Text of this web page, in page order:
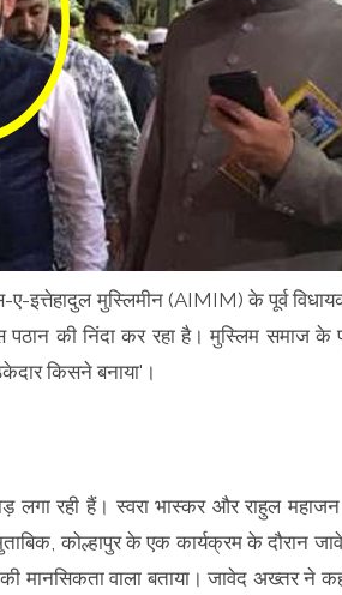
इत्तेहादुल मुस्लिमीन (AIMIM) के पूर्व
की निंदा कर रहा है। मुस्लिम समाज के
किसने बनाया'।
लगा रही हैं। स्वरा भास्कर और राहुल
कोल्हापुर के एक कार्यक्रम के दौरान
मानसिकता वाला बताया। जावेद अख्तर ने